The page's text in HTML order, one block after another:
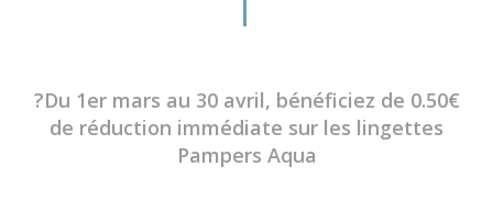
?Du 1er mars au 30 avril, bénéficiez de 0.50€
de réduction immédiate sur les lingettes
Pampers Aqua